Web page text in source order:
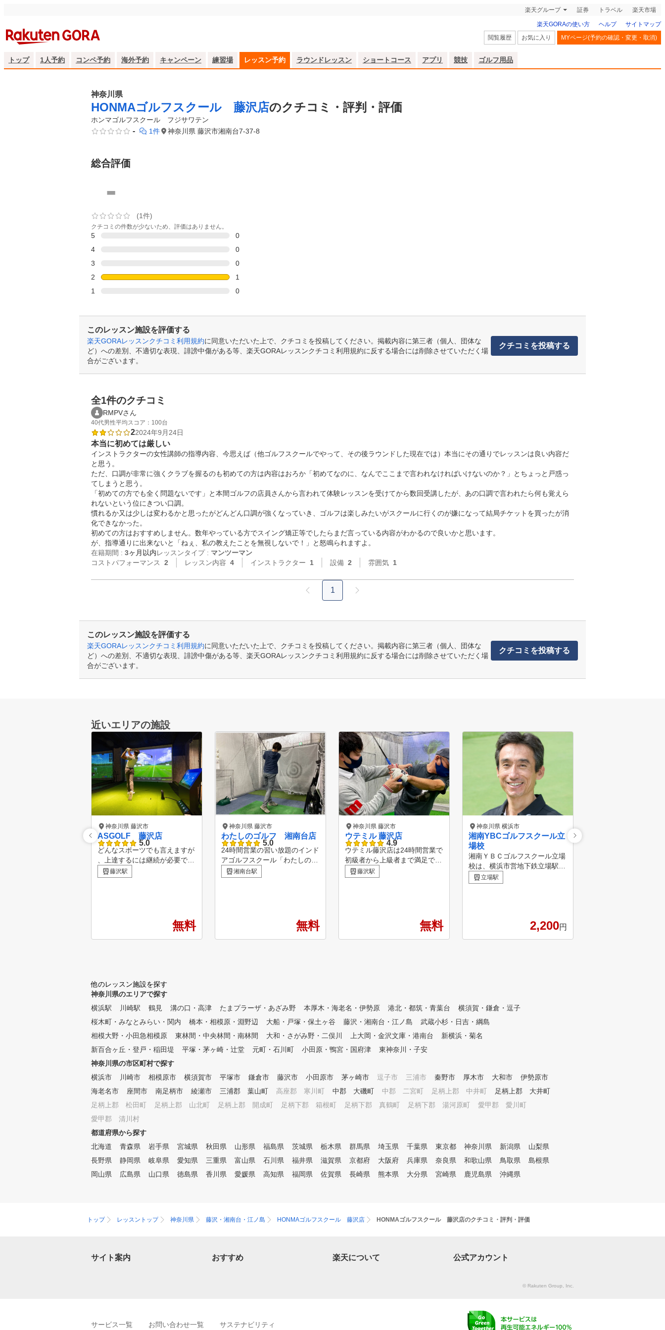
楽天グループ 証券 トラベル 楽天市場
楽天GORAの使い方 ヘルプ
サイトマップ
閲覧履歴
お気に入り MYページ(予約の確認・変更・取消)
トップ 1人予約 コンペ予約 海外予約 キャンペーン 練習場 レッスン予約 ラウンドレッスン ショートコース アプリ 競技 ゴルフ用品
神奈川県
HONMAゴルフスクール 藤沢店のクチコミ・評判・評価
ホンマゴルフスクール　フジサワテン
- 1件 神奈川県 藤沢市湘南台7-37-8
総合評価
-
(1件)
クチコミの件数が少ないため、評価はありません。
5
0
4
0
3
0
2
1
1
0
このレッスン施設を評価する
楽天GORAレッスンクチコミ利用規約に同意いただいた上で、クチコミを投稿してください。掲載内容に第三者（個人、団体な
ど）への差別、不適切な表現、誹謗中傷がある等、楽天GORAレッスンクチコミ利用規約に反する場合には削除させていただく場
合がございます。
クチコミを投稿する
全1件のクチコミ
RMPVさん
40代男性平均スコア：100台
22024年9月24日
本当に初めては厳しい
インストラクターの女性講師の指導内容、今思えば（他ゴルフスクールでやって、その後ラウンドした現在では）本当にその通りでレッスンは良い内容だ
と思う。
ただ、口調が非常に強くクラブを握るのも初めての方は内容はおろか「初めてなのに、なんでここまで言われなければいけないのか？」とちょっと戸惑っ
てしまうと思う。
「初めての方でも全く問題ないです」と本間ゴルフの店員さんから言われて体験レッスンを受けてから数回受講したが、あの口調で言われたら何も覚えら
れないという位にきつい口調。
慣れるか又は少しは変わるかと思ったがどんどん口調が強くなっていき、ゴルフは楽しみたいがスクールに行くのが嫌になって結局チケットを買ったが消
化できなかった。
初めての方はおすすめしません。数年やっている方でスイング矯正等でしたらまだ言っている内容がわかるので良いかと思います。
在籍期間 : 3ヶ月以内レッスンタイプ : マンツーマン
コストパフォーマンス
2 レッスン内容 4 インストラクター 1 設備 2 雰囲気 1
1
このレッスン施設を評価する
楽天GORAレッスンクチコミ利用規約に同意いただいた上で、クチコミを投稿してください。掲載内容に第三者（個人、団体な
ど）への差別、不適切な表現、誹謗中傷がある等、楽天GORAレッスンクチコミ利用規約に反する場合には削除させていただく場
合がございます。
クチコミを投稿する
近いエリアの施設
神奈川県 藤沢市
ASGOLF 藤沢店
5.0
どんなスポーツでも言えますが
、上達するには継続が必要です
。 一方で、継続こそが大変で
す。 継続するために大切なこ
供することに特に注力していま
になる」 そんな風に思ってい
藤沢駅
無料
神奈川県 藤沢市
わたしのゴルフ 湘南台店
5.0
24時間営業の習い放題のインド
アゴルフスクール「わたしのゴ
ルフ湘南台店」 小田急線、相
鉄線｢湘南台駅｣西口より徒歩3
ブ・シューズ・グローブは無料
レンタルなので手ぶらでOK！
全打席オリジナルスイング解析
スンだけでなく、 打ちっぱな
しとして施設をご利用いただく
湘南台駅
無料
神奈川県 藤沢市
ウテミル 藤沢店
4.9
ウテミル藤沢店は24時間営業で
初級者から上級者まで満足でき
る多様なレッスンプランを用意
しています。 プランの料金内
プロが教えてくれます。 無料
のキャディーバック置き場を設
置しており無料貸出も満遍なく
藤沢駅
無料
神奈川県 横浜市
湘南YBCゴルフスクール立
場校
湘南ＹＢＣゴルフスクール立場
校は、横浜市営地下鉄立場駅よ
り徒歩５分にある立場ゴルフで
開校。 ゴルフフィットネスと
に自信のない方でも易しく上達
レッスンや、コース貸し切りレ
ッスン、手軽なショートコース
、上達セミナー、他にもコンペ
や合宿、ゴルフツアーなどが豊
立場駅
2,200円
他のレッスン施設を探す
神奈川県のエリアで探す
横浜駅
川崎駅 鶴見 溝の口・高津 たまプラーザ・あざみ野 本厚木・海老名・伊勢原 港北・都筑・青葉台
横須賀・鎌倉・逗子
桜木町・みなとみらい・関内
橋本・相模原・淵野辺 大船・戸塚・保土ヶ谷 藤沢・湘南台・江ノ島
武蔵小杉・日吉・綱島
相模大野・小田急相模原
東林間・中央林間・南林間 大和・さがみ野・二俣川 上大岡・金沢文庫・港南台
新横浜・菊名
新百合ヶ丘・登戸・稲田堤
平塚・茅ヶ崎・辻堂 元町・石川町 小田原・鴨宮・国府津
東神奈川・子安
神奈川県の市区町村で探す
横浜市
川崎市 相模原市 横須賀市 平塚市 鎌倉市 藤沢市 小田原市 茅ヶ崎市 逗子市 三浦市 秦野市 厚木市 大和市
伊勢原市
海老名市
座間市 南足柄市 綾瀬市 三浦郡 葉山町 高座郡 寒川町 中郡 大磯町 中郡 二宮町 足柄上郡 中井町
足柄上郡 大井町
足柄上郡 松田町
足柄上郡 山北町 足柄上郡 開成町 足柄下郡 箱根町 足柄下郡 真鶴町 足柄下郡 湯河原町
愛甲郡 愛川町
愛甲郡 清川村
都道府県から探す
北海道
青森県 岩手県 宮城県 秋田県 山形県 福島県 茨城県 栃木県 群馬県 埼玉県 千葉県 東京都 神奈川県 新潟県
山梨県
長野県
静岡県 岐阜県 愛知県 三重県 富山県 石川県 福井県 滋賀県 京都府 大阪府 兵庫県 奈良県 和歌山県 鳥取県
島根県
岡山県
広島県 山口県 徳島県 香川県 愛媛県 高知県 福岡県 佐賀県 長崎県 熊本県 大分県 宮崎県 鹿児島県 沖縄県
トップ レッスントップ 神奈川県 藤沢・湘南台・江ノ島 HONMAゴルフスクール 藤沢店 HONMAゴルフスクール 藤沢店のクチコミ・評判・評価
サイト案内 おすすめ 楽天について 公式アカウント
© Rakuten Group, Inc.
サービス一覧 お問い合わせ一覧 サステナビリティ